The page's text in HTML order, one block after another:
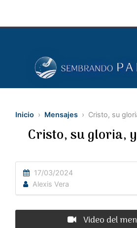
Inicio › Mensajes › Cristo, su
Cristo, su gloria,
17/03/2024
Alexis Vera
Video del